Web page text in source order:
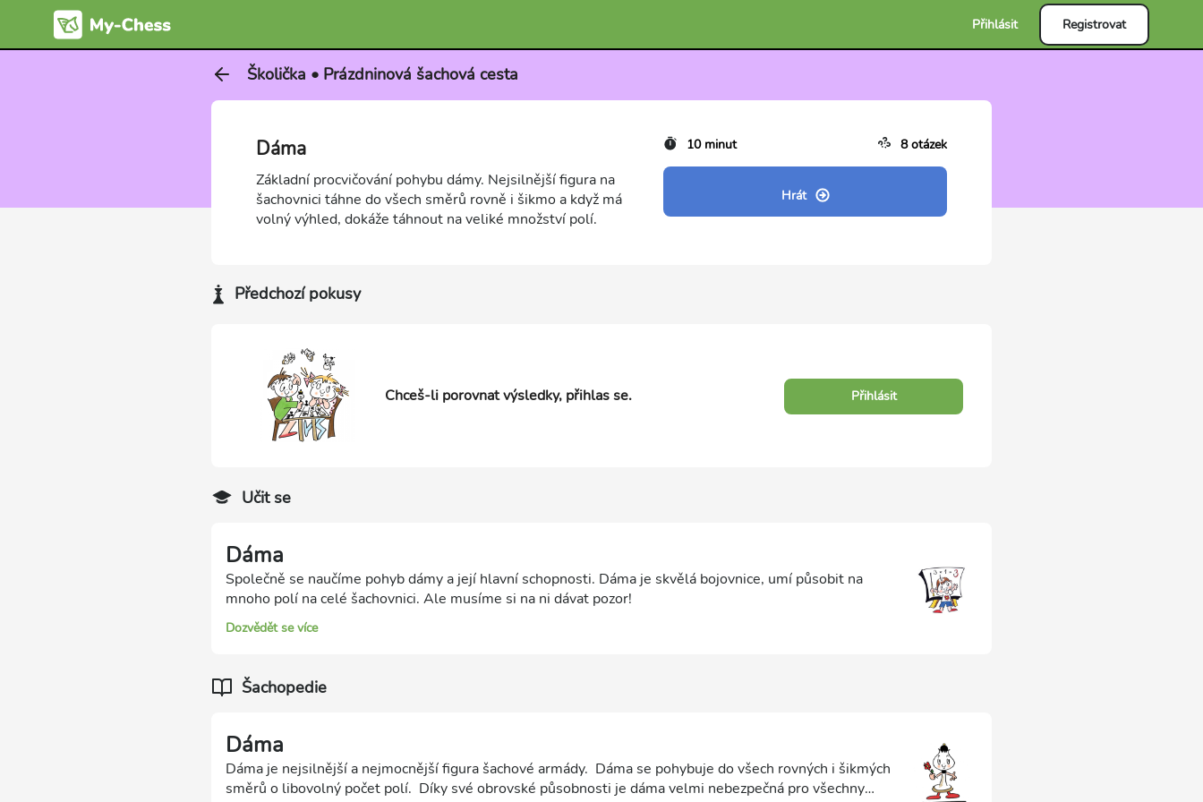
Přihlásit Registrovat
Školička • Prázdninová šachová cesta
Dáma
Základní procvičování pohybu dámy. Nejsilnější figura na
šachovnici táhne do všech směrů rovně i šikmo a když má
volný výhled, dokáže táhnout na veliké množství polí.
10 minut 8 otázek
Hrát
Předchozí pokusy
Chceš-li porovnat výsledky, přihlas se. Přihlásit
Učit se
Dáma
Společně se naučíme pohyb dámy a její hlavní schopnosti. Dáma je skvělá bojovnice, umí působit na
mnoho polí na celé šachovnici. Ale musíme si na ni dávat pozor!
Dozvědět se více
Šachopedie
Dáma
Dáma je nejsilnější a nejmocnější figura šachové armády. Dáma se pohybuje do všech rovných i šikmých
směrů o libovolný počet polí. Díky své obrovské působnosti je dáma velmi nebezpečná pro všechny